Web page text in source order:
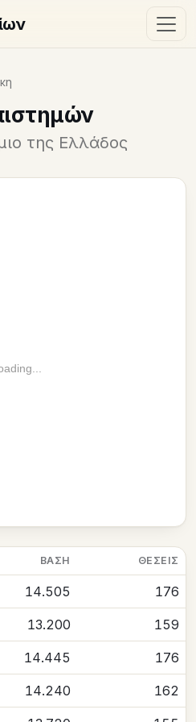
της Ελλάδος
ΒΆΣΗ ΘΈΣΕΙΣ
14.505 176
13.200 159
14.445 176
14.240 162